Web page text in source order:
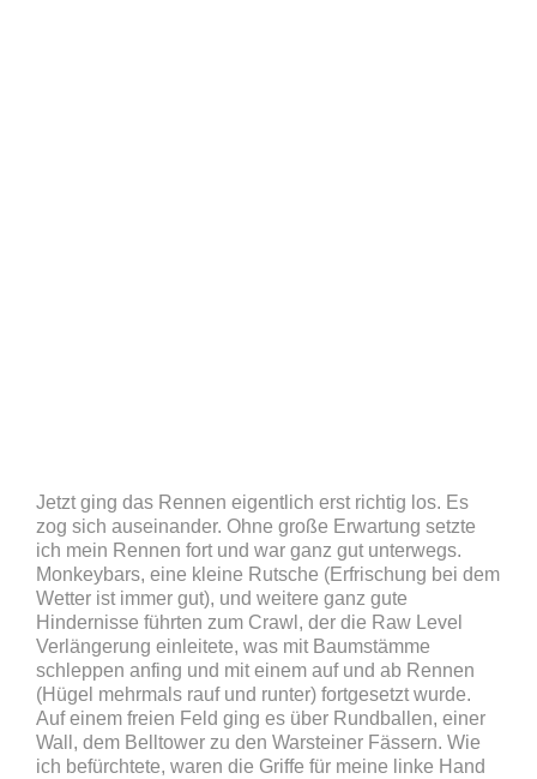
Jetzt ging das Rennen eigentlich erst richtig los. Es
zog sich auseinander. Ohne große Erwartung setzte
ich mein Rennen fort und war ganz gut unterwegs.
Monkeybars, eine kleine Rutsche (Erfrischung bei dem
Wetter ist immer gut), und weitere ganz gute
Hindernisse führten zum Crawl, der die Raw Level
Verlängerung einleitete, was mit Baumstämme
schleppen anfing und mit einem auf und ab Rennen
(Hügel mehrmals rauf und runter) fortgesetzt wurde.
Auf einem freien Feld ging es über Rundballen, einer
Wall, dem Belltower zu den Warsteiner Fässern. Wie
ich befürchtete, waren die Griffe für meine linke Hand